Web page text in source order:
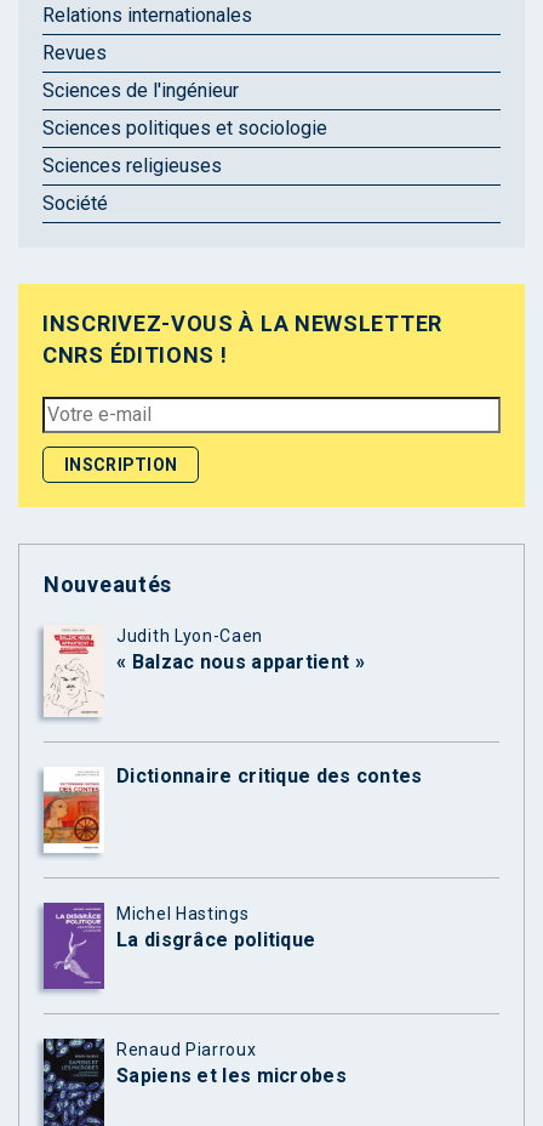
Relations internationales
Revues
Sciences de l'ingénieur
Sciences politiques et sociologie
Sciences religieuses
Société
INSCRIVEZ-VOUS À LA NEWSLETTER
CNRS ÉDITIONS !
Nouveautés
Judith Lyon-Caen
« Balzac nous appartient »
Dictionnaire critique des contes
Michel Hastings
La disgrâce politique
Renaud Piarroux
Sapiens et les microbes